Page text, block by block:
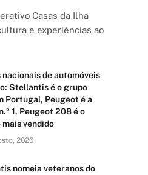
Casas da Ilha
e experiências ao
nacionais de automóveis
Stellantis é o grupo
Portugal, Peugeot é a
1, Peugeot 208 é o
mais vendido
2026
nomeia veteranos do